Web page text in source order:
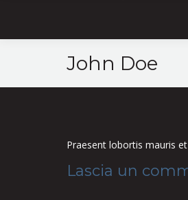
John Doe
Praesent lobortis mauris
Lascia un